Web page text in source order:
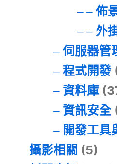
佈
外
伺服器管
程式開發
資料庫
資訊安全
開發工具
攝影相關 (5)